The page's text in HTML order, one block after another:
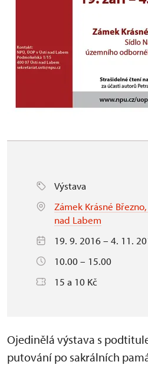
Výstava
Zámek Krásné
nad Labem
19. 9. 2016 – 4. 11.
10.00 – 15.00
15 a 10 Kč
Ojedinělá výstava s
putování po sakrálních